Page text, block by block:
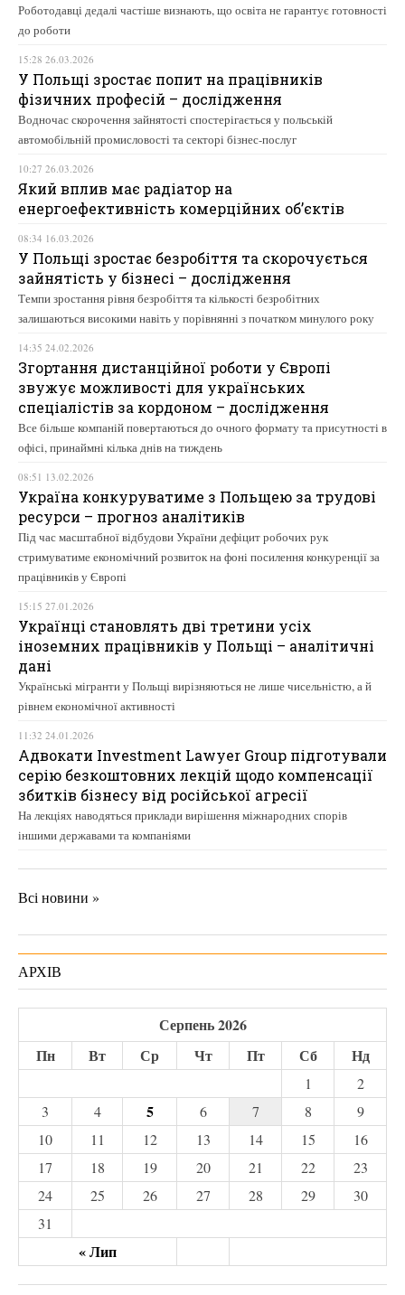
Роботодавці дедалі частіше визнають, що освіта не гарантує готовності
до роботи
15:28 26.03.2026
У Польщі зростає попит на працівників
фізичних професій – дослідження
Водночас скорочення зайнятості спостерігається у польській
автомобільній промисловості та секторі бізнес-послуг
10:27 26.03.2026
Який вплив має радіатор на
енергоефективність комерційних об’єктів
08:34 16.03.2026
У Польщі зростає безробіття та скорочується
зайнятість у бізнесі – дослідження
Темпи зростання рівня безробіття та кількості безробітних
залишаються високими навіть у порівнянні з початком минулого року
14:35 24.02.2026
Згортання дистанційної роботи у Європі
звужує можливості для українських
спеціалістів за кордоном – дослідження
Все більше компаній повертаються до очного формату та присутності в
офісі, принаймні кілька днів на тиждень
08:51 13.02.2026
Україна конкуруватиме з Польщею за трудові
ресурси – прогноз аналітиків
Під час масштабної відбудови України дефіцит робочих рук
стримуватиме економічний розвиток на фоні посилення конкуренції за
працівників у Європі
15:15 27.01.2026
Українці становлять дві третини усіх
іноземних працівників у Польщі – аналітичні
дані
Українські мігранти у Польщі вирізняються не лише чисельністю, а й
рівнем економічної активності
11:32 24.01.2026
Адвокати Investment Lawyer Group підготували
серію безкоштовних лекцій щодо компенсації
збитків бізнесу від російської агресії
На лекціях наводяться приклади вирішення міжнародних спорів
іншими державами та компаніями
Всі новини »
АРХІВ
Серпень 2026
Пн
Вт Ср Чт Пт Сб Нд
« Лип
1
2
3
4 5 6 7 8
9
10
11 12 13 14 15
16
17
18 19 20 21 22
23
24
25 26 27 28 29
30
31